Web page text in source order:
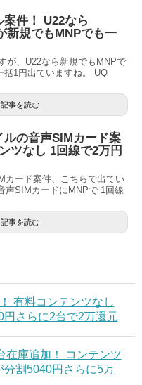
案件！ U22なら
新規でもMNPでも一
が、U22なら新規でもMNPで
括1円出ていますね。 UQ
記事を読む
ルの音声SIMカード案
ツなし 1回線で2万円
カード案件、こちらで出てい
声SIMカードにMNPで 1回線
記事を読む
有料コンテンツなし
さらに2台で2万還元
在庫追加！ コンテンツ
分割5040円さらに5万